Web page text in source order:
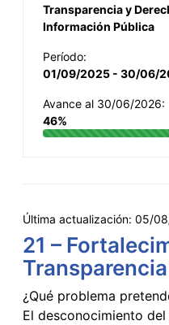
Transparencia y
Información Pública
Período:
01/09/2025 - 30/06/
Avance al 30/06/2026:
46%
Última actualización: 05/
21 –
¿Qué problema
El desconocimiento